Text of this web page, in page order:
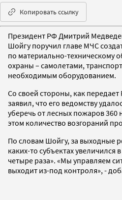
Копировать ссылку
Президент РФ Дмитрий
Шойгу поручил главе МЧС
по материально-техническому
охраны – самолетами,
необходимым оборудованием.
Со своей стороны, как
заявил, что его ведомству
уберечь от лесных пожаров 360
этом количество возгораний
По словам Шойгу, за выходные
каких-то субъектах увеличился
четыре раза». «Мы управляем
выходит из-под контроля», -